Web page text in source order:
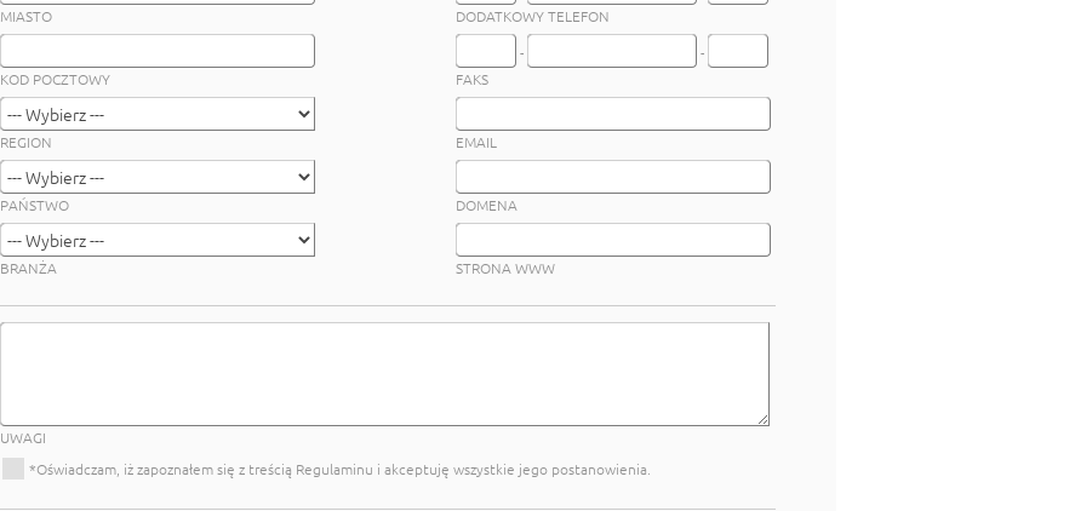
MIASTO
KOD POCZTOWY
REGION
PAŃSTWO
BRANŻA
DODATKOWY TELEFON
-
-
FAKS
EMAIL
DOMENA
STRONA WWW
UWAGI
*Oświadczam, iż zapoznałem się z treścią Regulaminu i akceptuję wszystkie jego postanowienia.